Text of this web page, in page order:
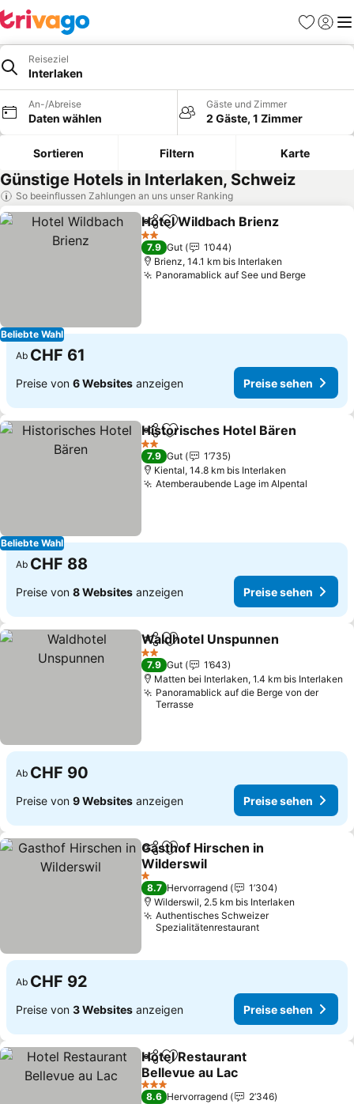
Favoriten
Reiseziel
Interlaken
An-/Abreise
Daten wählen
Gäste und Zimmer
2 Gäste, 1 Zimmer
Sortieren Filtern Karte
Günstige Hotels in Interlaken, Schweiz
So beeinflussen Zahlungen an uns unser Ranking
Beliebte Wahl
TeilenZu Favoriten hinzufügen
Hotel Wildbach Brienz
2 Sterne
7.9 Gut
1’044
Brienz, 14.1 km bis Interlaken
Panoramablick auf See und Berge
Ab CHF 61
Preise von 6 Websites anzeigen Preise sehen
Beliebte Wahl
TeilenZu Favoriten hinzufügen
Historisches Hotel Bären
2 Sterne
7.9 Gut
1’735
Kiental, 14.8 km bis Interlaken
Atemberaubende Lage im Alpental
Ab CHF 88
Preise von 8 Websites anzeigen Preise sehen
TeilenZu Favoriten hinzufügen
Waldhotel Unspunnen
2 Sterne
7.9 Gut
1’643
Matten bei Interlaken, 1.4 km bis Interlaken
Panoramablick auf die Berge von der
Terrasse
Ab CHF 90
Preise von 9 Websites anzeigen Preise sehen
TeilenZu Favoriten hinzufügen
Gasthof Hirschen in
Wilderswil
1 Sterne
8.7 Hervorragend
1’304
Wilderswil, 2.5 km bis Interlaken
Authentisches Schweizer
Spezialitätenrestaurant
Ab CHF 92
Preise von 3 Websites anzeigen Preise sehen
TeilenZu Favoriten hinzufügen
Hotel Restaurant
Bellevue au Lac
3 Sterne
8.6 Hervorragend
2’346